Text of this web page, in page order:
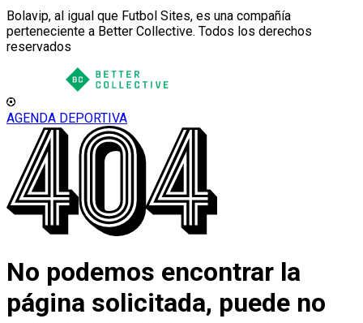
Bolavip, al igual que Futbol Sites, es una compañía
perteneciente a Better Collective. Todos los derechos
reservados
AGENDA DEPORTIVA
No podemos encontrar la
página solicitada, puede no